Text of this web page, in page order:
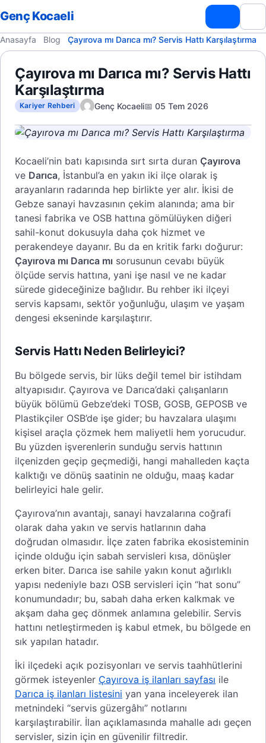
Genç Kocaeli
Anasayfa Blog Çayırova mı Darıca mı? Servis Hattı Karşılaştırma
Çayırova mı Darıca mı? Servis Hattı
Karşılaştırma
Kariyer Rehberi Genç Kocaeli📅 05 Tem 2026
Kocaeli’nin batı kapısında sırt sırta duran Çayırova
ve Darıca, İstanbul’a en yakın iki ilçe olarak iş
arayanların radarında hep birlikte yer alır. İkisi de
Gebze sanayi havzasının çekim alanında; ama bir
tanesi fabrika ve OSB hattına gömülüyken diğeri
sahil-konut dokusuyla daha çok hizmet ve
perakendeye dayanır. Bu da en kritik farkı doğurur:
Çayırova mı Darıca mı sorusunun cevabı büyük
ölçüde servis hattına, yani işe nasıl ve ne kadar
sürede gideceğinize bağlıdır. Bu rehber iki ilçeyi
servis kapsamı, sektör yoğunluğu, ulaşım ve yaşam
dengesi ekseninde karşılaştırır.
Servis Hattı Neden Belirleyici?
Bu bölgede servis, bir lüks değil temel bir istihdam
altyapısıdır. Çayırova ve Darıca’daki çalışanların
büyük bölümü Gebze’deki TOSB, GOSB, GEPOSB ve
Plastikçiler OSB’de işe gider; bu havzalara ulaşımı
kişisel araçla çözmek hem maliyetli hem yorucudur.
Bu yüzden işverenlerin sunduğu servis hattının
ilçenizden geçip geçmediği, hangi mahalleden kaçta
kalktığı ve dönüş saatinin ne olduğu, maaş kadar
belirleyici hale gelir.
Çayırova’nın avantajı, sanayi havzalarına coğrafi
olarak daha yakın ve servis hatlarının daha
doğrudan olmasıdır. İlçe zaten fabrika ekosisteminin
içinde olduğu için sabah servisleri kısa, dönüşler
erken biter. Darıca ise sahile yakın konut ağırlıklı
yapısı nedeniyle bazı OSB servisleri için “hat sonu”
konumundadır; bu, sabah daha erken kalkmak ve
akşam daha geç dönmek anlamına gelebilir. Servis
hattını netleştirmeden iş kabul etmek, bu bölgede en
sık yapılan hatadır.
İki ilçedeki açık pozisyonları ve servis taahhütlerini
görmek isteyenler Çayırova iş ilanları sayfası ile
Darıca iş ilanları listesini yan yana inceleyerek ilan
metnindeki “servis güzergâhı” notlarını
karşılaştırabilir. İlan açıklamasında mahalle adı geçen
servisler, sizin için en güvenilir filtredir.